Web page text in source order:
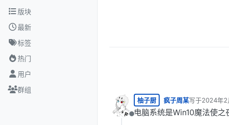
跳转至内容
版块
最新
标签
热门
用户
群组
离线
柚子厨 疯子周某写于2024年2
最后由 编辑
电脑系统是Win10魔法使